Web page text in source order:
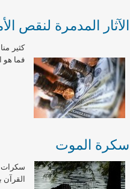
الآثار المدمرة لنقص
كثير
فما هو
سكرة الموت
سكرات